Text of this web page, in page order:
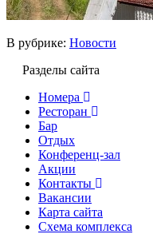
В рубрике: Новости
Разделы сайта
Номера
Ресторан
Бар
Отдых
Конференц-зал
Акции
Контакты
Вакансии
Карта сайта
Cхема комплекса